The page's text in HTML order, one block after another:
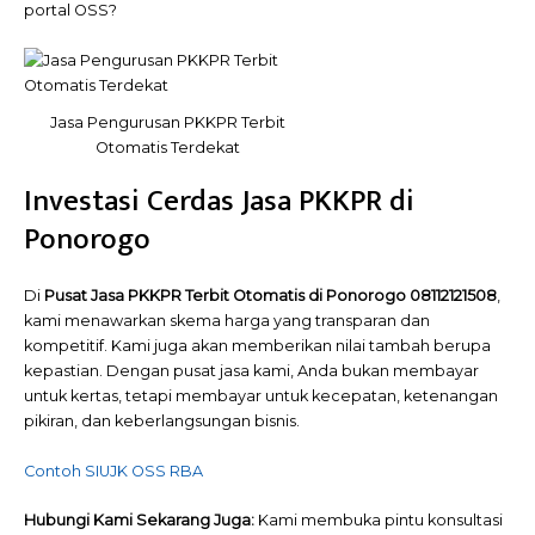
portal OSS?
Jasa Pengurusan PKKPR Terbit
Otomatis Terdekat
Investasi Cerdas Jasa PKKPR di
Ponorogo
Di Pusat Jasa PKKPR Terbit Otomatis di Ponorogo 08112121508,
kami menawarkan skema harga yang transparan dan
kompetitif. Kami juga akan memberikan nilai tambah berupa
kepastian. Dengan pusat jasa kami, Anda bukan membayar
untuk kertas, tetapi membayar untuk kecepatan, ketenangan
pikiran, dan keberlangsungan bisnis.
Contoh SIUJK OSS RBA
Hubungi Kami Sekarang Juga: Kami membuka pintu konsultasi